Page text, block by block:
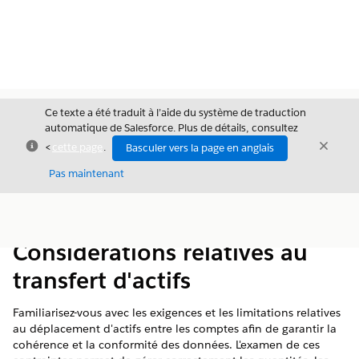
Fermer
Ce texte a été traduit à l’aide du système de traduction
automatique de Salesforce. Plus de détails, consultez
<cette page .
Basculer vers la page en anglais
Pas maintenant
Fermer
Considérations relatives au
transfert d'actifs
Familiarisez-vous avec les exigences et les limitations relatives
au déplacement d'actifs entre les comptes afin de garantir la
cohérence et la conformité des données. L'examen de ces